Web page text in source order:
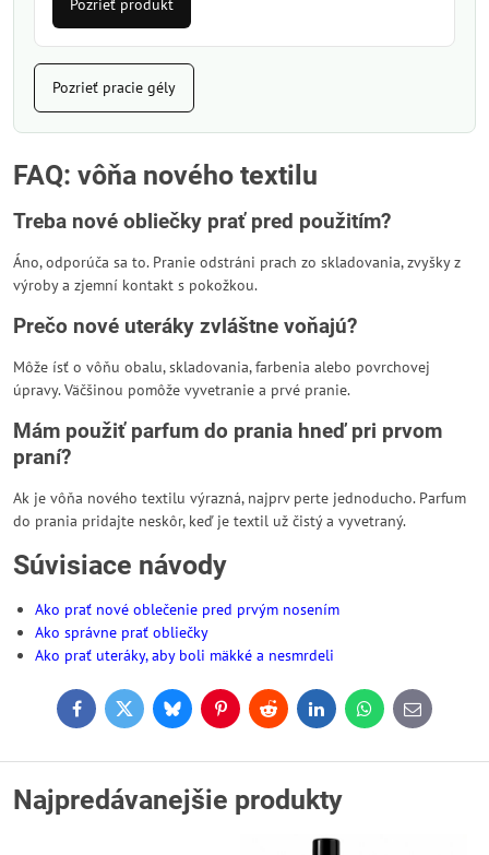
Pozrieť produkt
Pozrieť pracie gély
FAQ: vôňa nového textilu
Treba nové obliečky prať pred použitím?
Áno, odporúča sa to. Pranie odstráni prach zo skladovania, zvyšky z
výroby a zjemní kontakt s pokožkou.
Prečo nové uteráky zvláštne voňajú?
Môže ísť o vôňu obalu, skladovania, farbenia alebo povrchovej
úpravy. Väčšinou pomôže vyvetranie a prvé pranie.
Mám použiť parfum do prania hneď pri prvom
praní?
Ak je vôňa nového textilu výrazná, najprv perte jednoducho. Parfum
do prania pridajte neskôr, keď je textil už čistý a vyvetraný.
Súvisiace návody
Ako prať nové oblečenie pred prvým nosením
Ako správne prať obliečky
Ako prať uteráky, aby boli mäkké a nesmrdeli
FacebookTwitterBlueskyPinterestReddit LinkedInWhatsApp
E-
mail
Najpredávanejšie produkty